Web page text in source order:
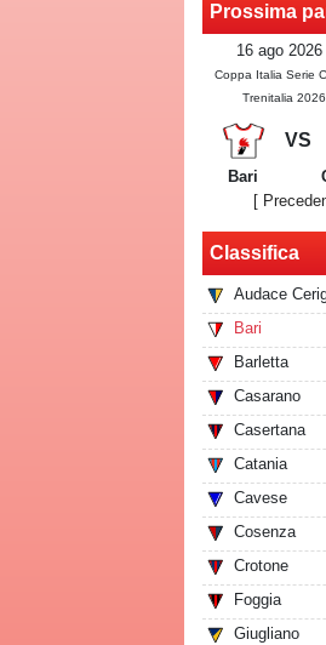
Prossima
16 ago
Coppa Italia Serie
Trenitalia
VS
Bari
[
Classifica
Audace
Bari
Barletta
Casarano
Casertana
Catania
Cavese
Cosenza
Crotone
Foggia
Giugliano